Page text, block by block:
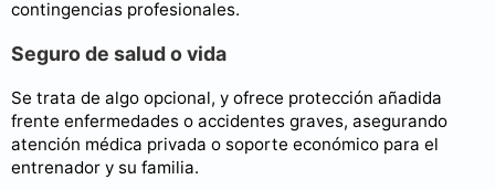
contingencias profesionales.
Seguro de salud o vida
Se trata de algo opcional, y ofrece protección añadida
frente enfermedades o accidentes graves, asegurando
atención médica privada o soporte económico para el
entrenador y su familia.